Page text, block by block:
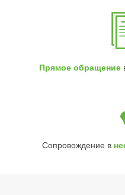
Прямое обращение
Сопровождение в